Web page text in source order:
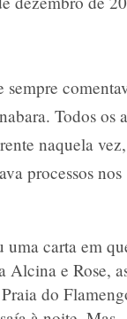
sempre
Todos os
naquela
processos nos
uma carta em
Alcina e Rose,
do